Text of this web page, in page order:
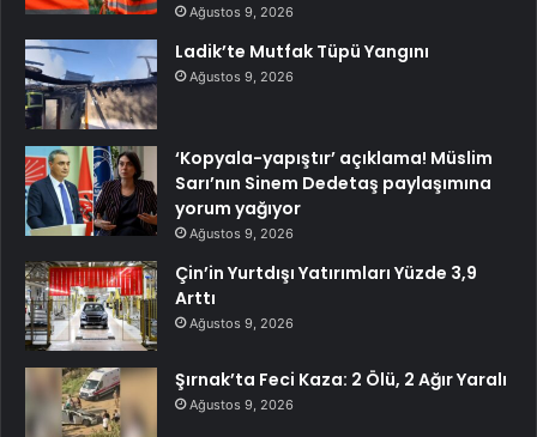
Ağustos 9, 2026
Ladik’te Mutfak Tüpü Yangını
Ağustos 9, 2026
‘Kopyala-yapıştır’ açıklama! Müslim
Sarı’nın Sinem Dedetaş paylaşımına
yorum yağıyor
Ağustos 9, 2026
Çin’in Yurtdışı Yatırımları Yüzde 3,9
Arttı
Ağustos 9, 2026
Şırnak’ta Feci Kaza: 2 Ölü, 2 Ağır Yaralı
Ağustos 9, 2026